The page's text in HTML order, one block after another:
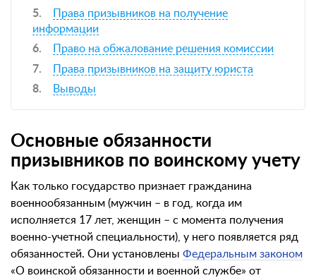
Права призывников на получение
информации
Право на обжалование решения комиссии
Права призывников на защиту юриста
Выводы
Основные обязанности
призывников по воинскому учету
Как только государство признает гражданина
военнообязанным (мужчин – в год, когда им
исполняется 17 лет, женщин – с момента получения
военно-учетной специальности), у него появляется ряд
обязанностей. Они установлены Федеральным законом
«О воинской обязанности и военной службе» от